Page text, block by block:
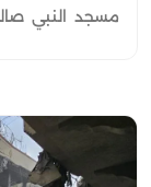
مسجد النبي